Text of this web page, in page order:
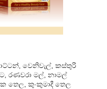
වෙනිවැල්, කස්තුරි
රණවරා මල්, නාමල්
තෙල, කුංකුමාදී තෙල